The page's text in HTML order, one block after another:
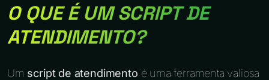
O QUE É UM SCRIPT DE
ATENDIMENTO?
Um script de atendimento é uma ferramenta valiosa